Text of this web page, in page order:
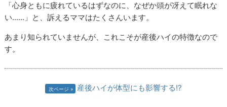
「心身ともに疲れているはずなのに、なぜか頭が冴えて眠れな
い……」と、訴えるママはたくさんいます。
あまり知られていませんが、これこそが産後ハイの特徴なので
す。
次ページ 産後ハイが体型にも影響する!?